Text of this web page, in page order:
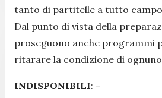
tanto di partitelle a tutto
Dal punto di vista della
proseguono anche programmi
ritarare la condizione di
INDISPONIBILI: -